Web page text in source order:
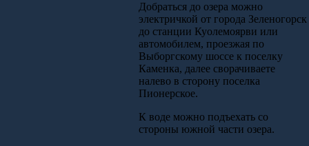
Добраться до озера можно
электричкой от города Зеленогорск
до станции Куолемоярви или
автомобилем, проезжая по
Выборгскому шоссе к поселку
Каменка, далее сворачиваете
налево в сторону поселка
Пионерское.
К воде можно подъехать со
стороны южной части озера.